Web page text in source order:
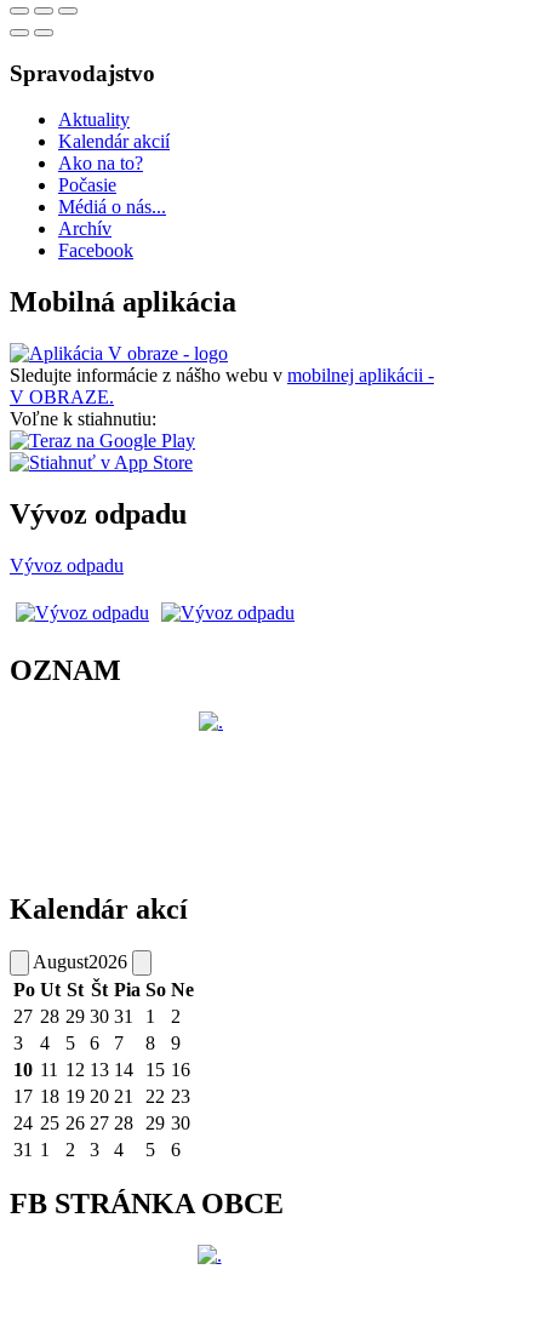
Spravodajstvo
Aktuality
Kalendár akcií
Ako na to?
Počasie
Médiá o nás...
Archív
Facebook
Mobilná aplikácia
Sledujte informácie z nášho webu v mobilnej aplikácii -
V OBRAZE.
Voľne k stiahnutiu:
Vývoz odpadu
Vývoz odpadu
OZNAM
Kalendár akcí
August2026
Po Ut St Št Pia So Ne
27 28 29 30 31 1
2
3
4 5 6 7 8
9
10 11 12 13 14 15 16
17 18 19 20 21 22 23
24 25 26 27 28 29 30
31 1 2 3 4 5 6
FB STRÁNKA OBCE